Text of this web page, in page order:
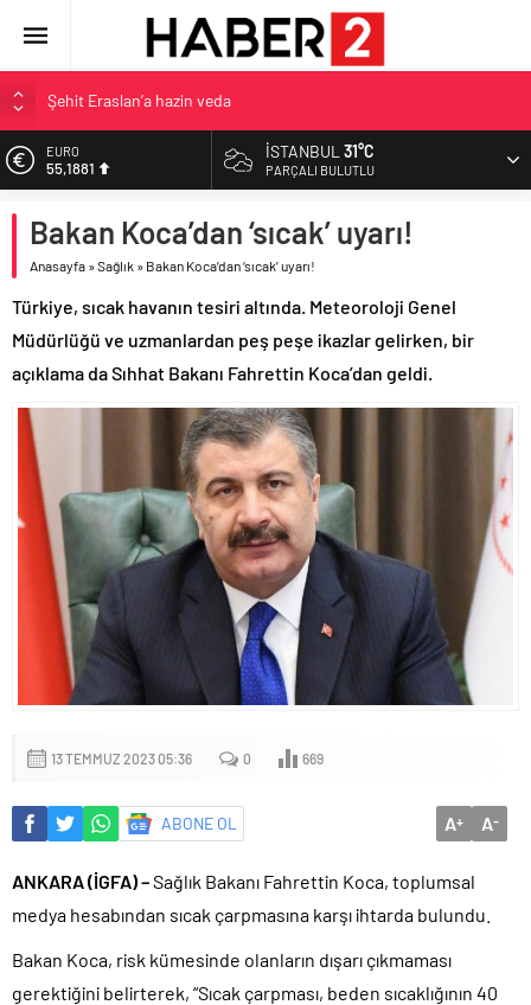
Şehit Eraslan’a hazin veda
Toprak Razgatlıoğlu Çekya’da ikinci oldu
Malatya’da Bakırcılar Çarşısı’na ilk kazma
İzmit Belediyesi’nden Tepeköy’de asfalt mesaisi
EURO
55,1881
6.660,55
BİST
47,7111
İSTANBUL31°C
PARÇALI BULUTLU
Bakan Koca’dan ‘sıcak’ uyarı!
Anasayfa »Sağlık » Bakan Koca’dan ‘sıcak’ uyarı!
Türkiye, sıcak havanın tesiri altında. Meteoroloji Genel
Müdürlüğü ve uzmanlardan peş peşe ikazlar gelirken, bir
açıklama da Sıhhat Bakanı Fahrettin Koca’dan geldi.
13 TEMMUZ 2023 05:36 0 669
ABONE OL A+ A-
ANKARA (İGFA) –Sağlık Bakanı Fahrettin Koca, toplumsal
medya hesabından sıcak çarpmasına karşı ihtarda bulundu.
Bakan Koca, risk kümesinde olanların dışarı çıkmaması
gerektiğini belirterek, “Sıcak çarpması, beden sıcaklığının 40